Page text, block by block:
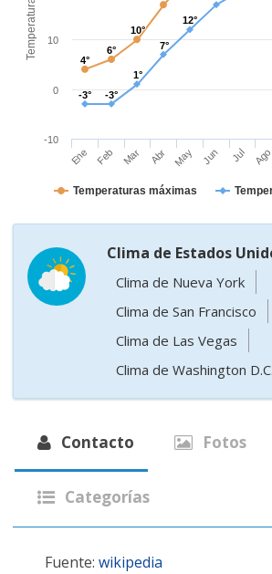
4°
4°
6°
6°
10°
10°
-3°
-3° -3°
-3°
1°
1°
7°
7°
12°
12°
Temperaturas máximas
Ene Feb Mar Abr May Jun Jul Ago
-10
0
10
Clima de Estados
Clima de Nueva York
Clima de San Francisco
Clima de Las Vegas
Clima de Washington D.C.
Contacto Fotos
Categorías
Fuente: wikipedia